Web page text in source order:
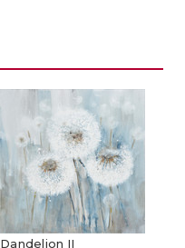
Dandelion II